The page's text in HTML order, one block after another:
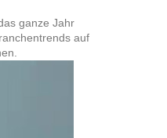
ganze Jahr
auf